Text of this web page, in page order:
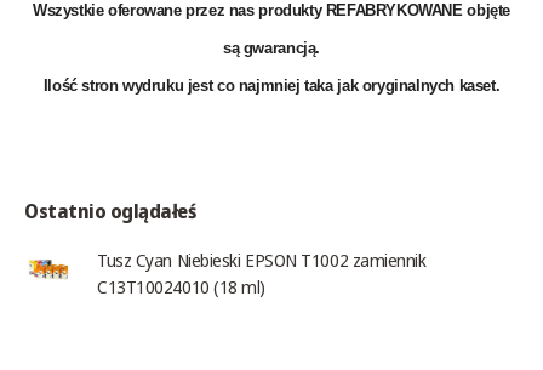
Wszystkie oferowane przez nas produkty REFABRYKOWANE objęte
sągwarancją.
Ilość stron wydruku jest co najmniej taka jak oryginalnych kaset.
Ostatnio oglądałeś
Tusz Cyan Niebieski EPSON T1002 zamiennik
C13T10024010 (18 ml)